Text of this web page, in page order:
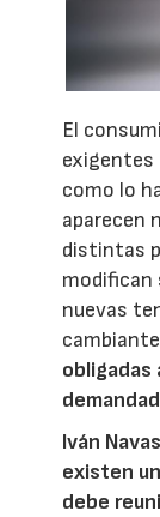
El
exigentes
como lo
aparecen
distintas
modifican
nuevas
obligadas
Iván
existen
debe